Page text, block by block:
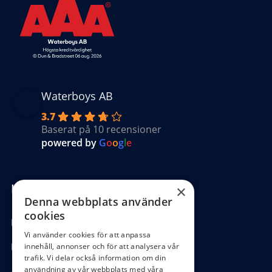
Waterboys AB
3.7
Baserat på 10 recensioner
powered by Google
Kundinformation
Köpvillkor
Hantering GDPR
×
Denna webbplats använder
cookies
Vi använder cookies för att anpassa
innehåll, annonser och för att analysera vår
trafik. Vi delar också information om din
användning av vår webbplats med våra